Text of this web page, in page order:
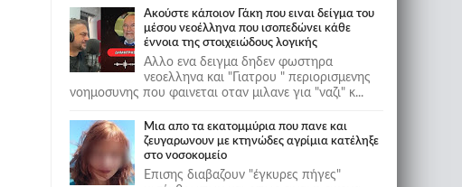
Ακούστε κάποιον Γάκη που ειναι δείγμα του
μέσου νεοέλληνα που ισοπεδώνει κάθε
έννοια της στοιχειώδους λογικής
Αλλο ενα δειγμα δηδεν φωστηρα
νεοελληνα και "Γιατρου " περιορισμενης
νοημοσυνης που φαινεται οταν μιλανε για "ναζι" κ...
Μια απο τα εκατομμύρια που πανε και
ζευγαρωνουν με κτηνώδες αγρίμια κατέληξε
στο νοσοκομείο
Επισης διαβαζουν "έγκυρες πήγες"